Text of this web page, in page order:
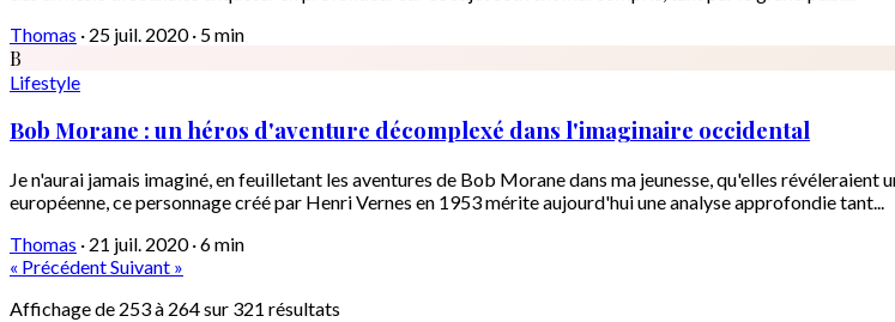
Thomas · 25 juil. 2020 · 5 min
B
Lifestyle
Bob Morane : un héros d'aventure décomplexé dans l'imaginaire occidental
Je n'aurai jamais imaginé, en feuilletant les aventures de Bob Morane dans ma jeunesse, qu'elles
européenne, ce personnage créé par Henri Vernes en 1953 mérite aujourd'hui une analyse approfondie tant...
Thomas · 21 juil. 2020 ·6 min
« PrécédentSuivant »
Affichage de 253à 264sur 321 résultats